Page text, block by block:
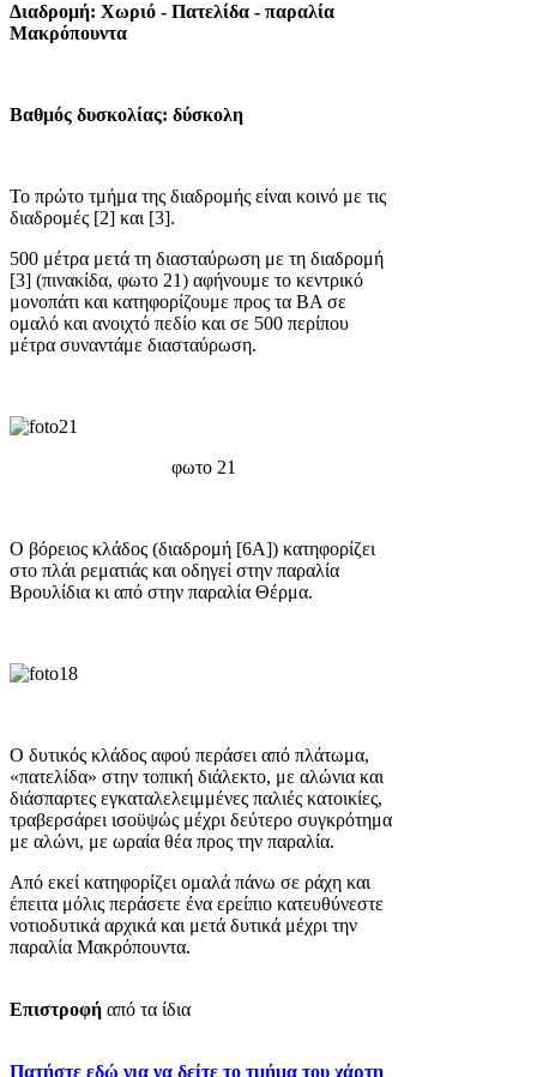
Διαδρομή: Χωριό - Πατελίδα - παραλία
Μακρόπουντα
Βαθμός δυσκολίας: δύσκολη
Το πρώτο τμήμα της διαδρομής είναι κοινό με τις
διαδρομές [2] και [3].
500 μέτρα μετά τη διασταύρωση με τη διαδρομή
[3] (πινακίδα, φωτο 21) αφήνουμε το κεντρικό
μονοπάτι και κατηφορίζουμε προς τα ΒΑ σε
ομαλό και ανοιχτό πεδίο και σε 500 περίπου
μέτρα συναντάμε διασταύρωση.
φωτο 21
Ο βόρειος κλάδος (διαδρομή [6Α]) κατηφορίζει
στο πλάι ρεματιάς και οδηγεί στην παραλία
Βρουλίδια κι από στην παραλία Θέρμα.
Ο δυτικός κλάδος αφού περάσει από πλάτωμα,
«πατελίδα» στην τοπική διάλεκτο, με αλώνια και
διάσπαρτες εγκαταλελειμμένες παλιές κατοικίες,
τραβερσάρει ισοϋψώς μέχρι δεύτερο συγκρότημα
με αλώνι, με ωραία θέα προς την παραλία.
Από εκεί κατηφορίζει ομαλά πάνω σε ράχη και
έπειτα μόλις περάσετε ένα ερείπιο κατευθύνεστε
νοτιοδυτικά αρχικά και μετά δυτικά μέχρι την
παραλία Μακρόπουντα.
Επιστροφή από τα ίδια
Πατήστε εδώ για να δείτε το τμήμα του χάρτη